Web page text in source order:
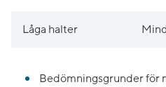
Låga halter
Bedömningsgrunder för